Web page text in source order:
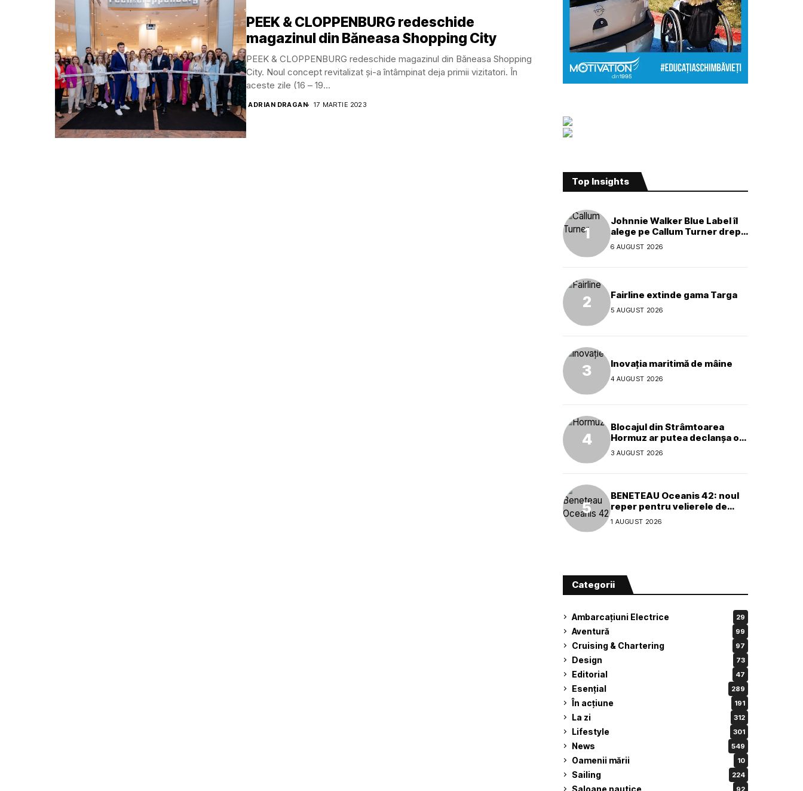
PEEK & CLOPPENBURG redeschide
magazinul din Băneasa Shopping City
PEEK & CLOPPENBURG redeschide magazinul din Băneasa Shopping
City. Noul concept revitalizat și-a întâmpinat deja primii vizitatori. În
aceste zile (16 – 19...
ADRIAN DRAGAN 17 MARTIE 2023
Top Insights
Johnnie Walker Blue Label îl
alege pe Callum Turner drept
noul ambasador global al
mărcii
6 AUGUST 2026
Fairline extinde gama Targa
5 AUGUST 2026
Inovația maritimă de mâine
4 AUGUST 2026
Blocajul din Strâmtoarea
Hormuz ar putea declanșa o
criză ecologică globală
3 AUGUST 2026
BENETEAU Oceanis 42: noul
reper pentru velierele de
croazieră de 40 de picioare
1 AUGUST 2026
Categorii
Ambarcațiuni Electrice 29
Aventură 99
Cruising & Chartering 97
Design 73
Editorial 47
Esențial 289
În acțiune 191
La zi 312
Lifestyle 301
News 549
Oamenii mării 10
Sailing 224
Saloane nautice 92